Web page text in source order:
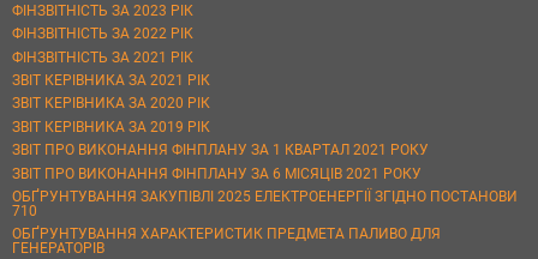
ФІНЗВІТНІСТЬ ЗА 2023 РІК
ФІНЗВІТНІСТЬ ЗА 2022 РІК
ФІНЗВІТНІСТЬ ЗА 2021 РІК
ЗВІТ КЕРІВНИКА ЗА 2021 РІК
ЗВІТ КЕРІВНИКА ЗА 2020 РІК
ЗВІТ КЕРІВНИКА ЗА 2019 РІК
ЗВІТ ПРО ВИКОНАННЯ ФІНПЛАНУ ЗА 1 КВАРТАЛ 2021 РОКУ
ЗВІТ ПРО ВИКОНАННЯ ФІНПЛАНУ ЗА 6 МІСЯЦІВ 2021 РОКУ
ОБҐРУНТУВАННЯ ЗАКУПІВЛІ 2025 ЕЛЕКТРОЕНЕРГІЇ ЗГІДНО ПОСТАНОВИ
710
ОБҐРУНТУВАННЯ ХАРАКТЕРИСТИК ПРЕДМЕТА ПАЛИВО ДЛЯ
ГЕНЕРАТОРІВ